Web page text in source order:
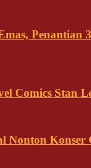
Comics Stan
Nonton Konser